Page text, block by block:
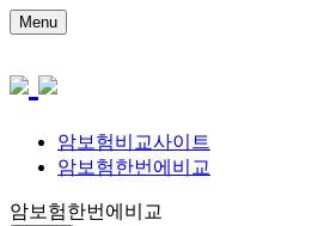
Menu
암보험비교사이트
암보험한번에비교
암보험한번에비교